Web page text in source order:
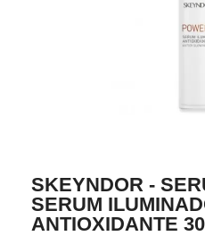
SKEYNDOR -
SERUM
ANTIOXIDANTE